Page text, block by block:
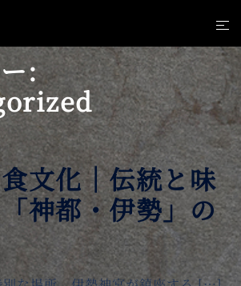
ト
グ
ル
メ
ニ
ュ
ー
:
文化｜伝統と味
神都・伊勢」の